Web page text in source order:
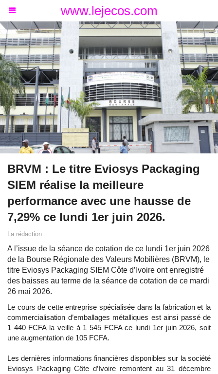
www.lejecos.com
BRVM : Le titre Eviosys Packaging
SIEM réalise la meilleure
performance avec une hausse de
7,29% ce lundi 1er juin 2026.
La rédaction
A l’issue de la séance de cotation de ce lundi 1er juin 2026
de la Bourse Régionale des Valeurs Mobilières (BRVM), le
titre Eviosys Packaging SIEM Côte d’Ivoire ont enregistré
des baisses au terme de la séance de cotation de ce mardi
26 mai 2026.
Le cours de cette entreprise spécialisée dans la fabrication et la
commercialisation d’emballages métalliques est ainsi passé de
1 440 FCFA la veille à 1 545 FCFA ce lundi 1er juin 2026, soit
une augmentation de 105 FCFA.
Les dernières informations financières disponibles sur la société
Eviosys Packaging Côte d’Ivoire remontent au 31 décembre